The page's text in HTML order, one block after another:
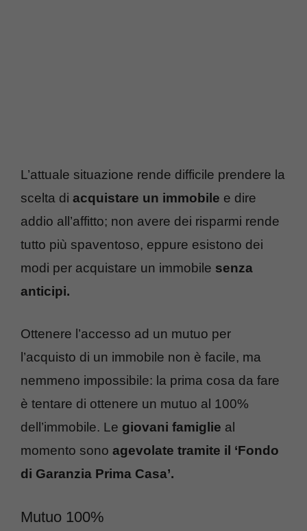
L’attuale situazione rende difficile prendere la
scelta di acquistare un immobile e dire
addio all’affitto; non avere dei risparmi rende
tutto più spaventoso, eppure esistono dei
modi per acquistare un immobile senza
anticipi.
Ottenere l’accesso ad un mutuo per
l’acquisto di un immobile non è facile, ma
nemmeno impossibile: la prima cosa da fare
è tentare di ottenere un mutuo al 100%
dell’immobile. Le giovani famiglie al
momento sono agevolate tramite il ‘Fondo
di Garanzia Prima Casa’.
Mutuo 100%